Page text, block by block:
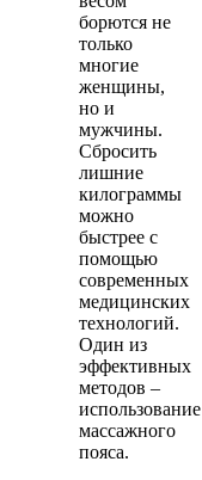
борются не
только
многие
женщины,
но и
мужчины.
Сбросить
лишние
килограммы
можно
быстрее с
помощью
современных
медицинских
технологий.
Один из
эффективных
методов –
использование
массажного
пояса.